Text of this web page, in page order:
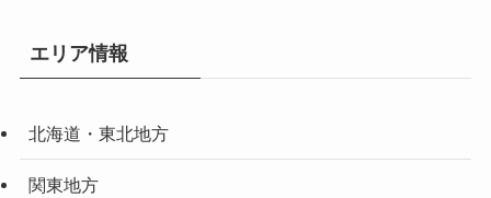
エリア情報
北海道・東北地方
関東地方